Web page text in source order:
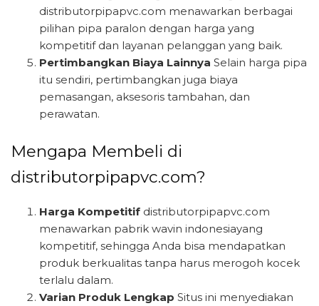
distributorpipapvc.com menawarkan berbagai
pilihan pipa paralon dengan harga yang
kompetitif dan layanan pelanggan yang baik.
Pertimbangkan Biaya Lainnya Selain harga pipa
itu sendiri, pertimbangkan juga biaya
pemasangan, aksesoris tambahan, dan
perawatan.
Mengapa Membeli di
distributorpipapvc.com?
Harga Kompetitif distributorpipapvc.com
menawarkan pabrik wavin indonesiayang
kompetitif, sehingga Anda bisa mendapatkan
produk berkualitas tanpa harus merogoh kocek
terlalu dalam.
Varian Produk Lengkap Situs ini menyediakan